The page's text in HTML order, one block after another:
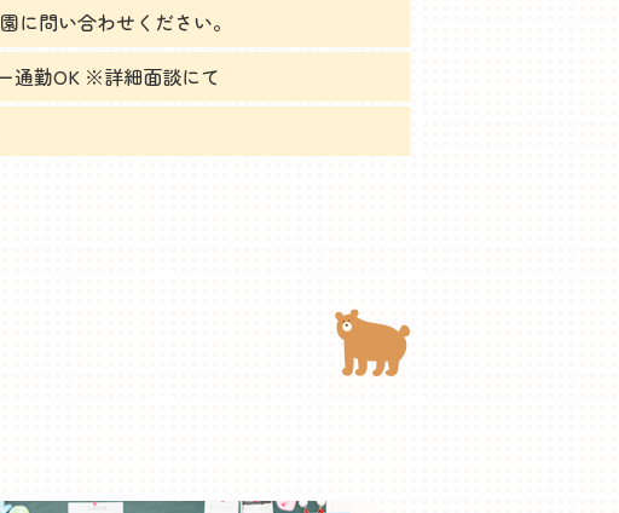
に問い合わせください。
通勤OK ※詳細面談にて